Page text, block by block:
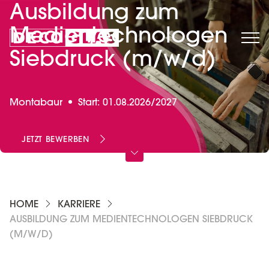
Ausbildung zum
Medientechnologen
Siebdruck (m/w/d)
Montabaur Start: 01.08.2026/2027
JETZT BEWERBEN
HOME
KARRIERE
AUSBILDUNG ZUM MEDIENTECHNOLOGEN SIEBDRUCK
(M/W/D)